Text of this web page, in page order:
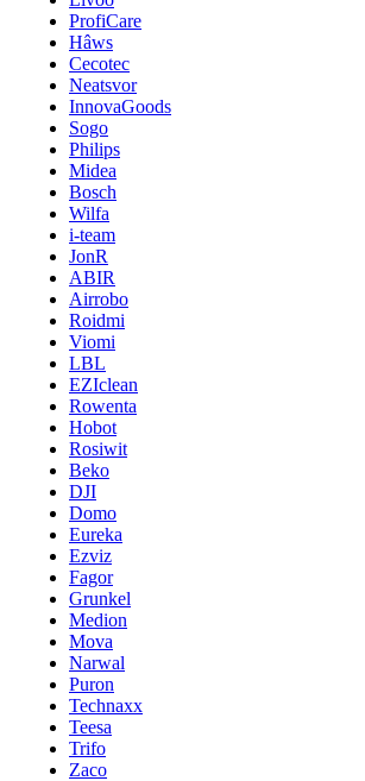
ProfiCare
Hâws
Cecotec
Neatsvor
InnovaGoods
Sogo
Philips
Midea
Bosch
Wilfa
i-team
JonR
ABIR
Airrobo
Roidmi
Viomi
LBL
EZIclean
Rowenta
Hobot
Rosiwit
Beko
DJI
Domo
Eureka
Ezviz
Fagor
Grunkel
Medion
Mova
Narwal
Puron
Technaxx
Teesa
Trifo
Zaco